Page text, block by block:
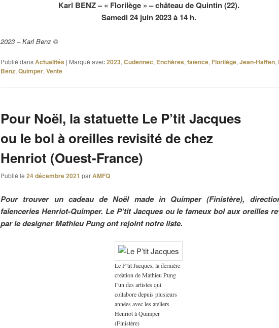
Karl BENZ – « Florilège » – château de Quintin (22).
Samedi 24 juin 2023 à 14 h.
2023 – Karl Benz ©
Publié dansActualités | Marqué avec2023, Cudennec, Enchères, faïence, Florilège, Jean-Haffen,
Benz, Quimper, Vente
Pour Noël, la statuette Le P’tit Jacques
ou le bol à oreilles revisité de chez
Henriot (Ouest-France)
Publié le 24 décembre 2021 parAMFQ
Pour trouver un cadeau de Noël made in Quimper (Finistère),
faïenceries Henriot-Quimper. Le P’tit Jacques ou le fameux bol aux oreilles
par le designer Mathieu Pung ont rejoint notre liste.
Le P’tit Jacques, la dernière
création de Mathieu Pung
l’un des artistes qui
collabore depuis plusieurs
années avec les ateliers
Henriot à Quimper
(Finistère)